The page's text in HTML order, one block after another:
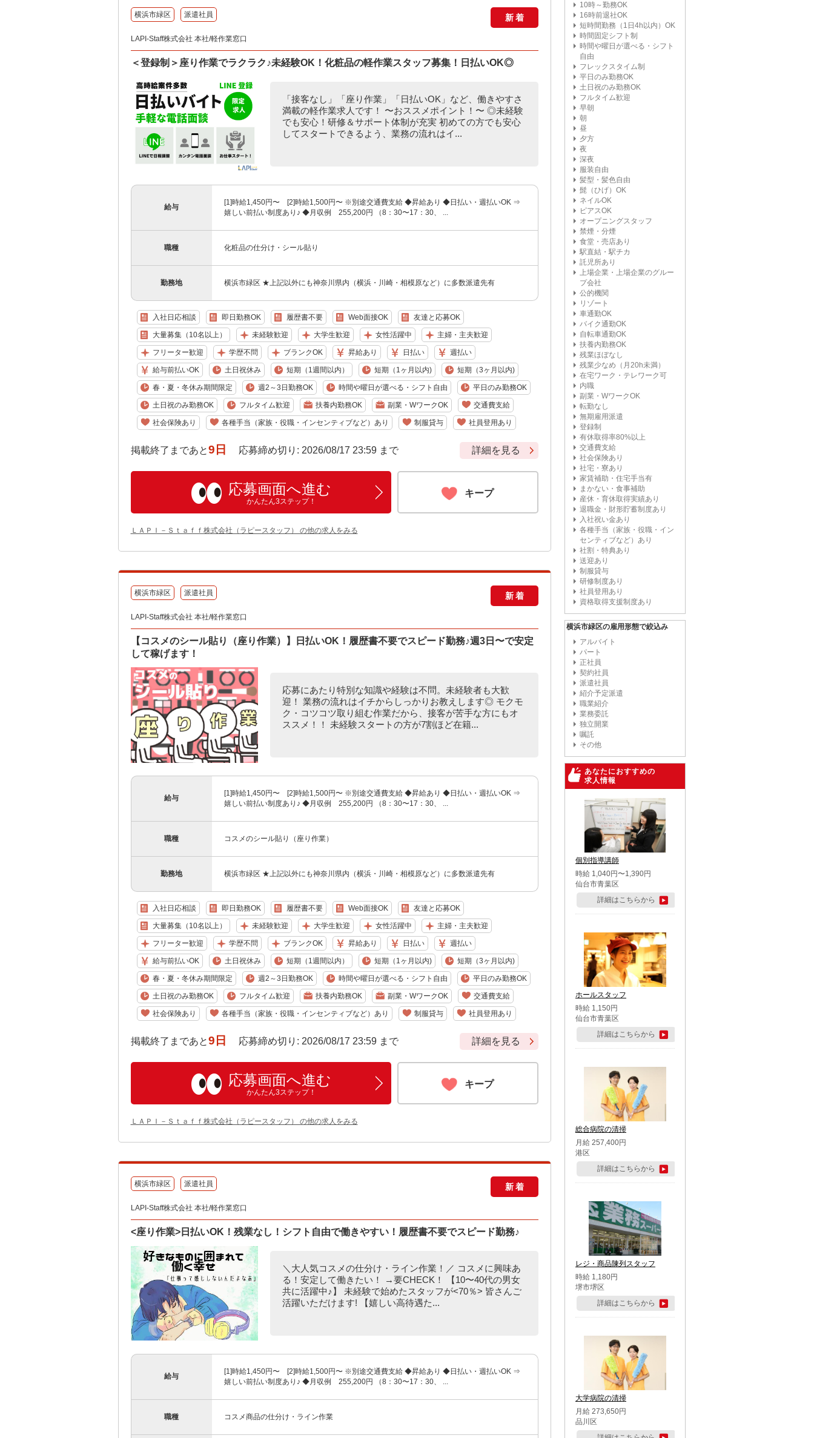
横浜市緑区 派遣社員 新着
LAPI-Staff株式会社 本社/軽作業窓口
＜登録制＞座り作業でラクラク♪未経験OK！化粧品の軽作業スタッフ募集！日払いOK◎
「接客なし」「座り作業」「日払いOK」など、働きやすさ
満載の軽作業求人です！ 〜おススメポイント！〜 ◎未経験
でも安心！研修＆サポート体制が充実 初めての方でも安心
してスタートできるよう、業務の流れはイ...
給与
[1]時給1,450円〜 [2]時給1,500円〜 ※別途交通費支給 ◆昇給あり ◆日払い・週払いOK ⇒
嬉しい前払い制度あり♪ ◆月収例 255,200円 （8：30〜17：30、 ...
職種 化粧品の仕分け・シール貼り
勤務地 横浜市緑区 ★上記以外にも神奈川県内（横浜・川崎・相模原など）に多数派遣先有
入社日応相談 即日勤務OK 履歴書不要 Web面接OK 友達と応募OK
大量募集（10名以上） 未経験歓迎 大学生歓迎 女性活躍中 主婦・主夫歓迎
フリーター歓迎 学歴不問 ブランクOK 昇給あり 日払い 週払い
給与前払いOK 土日祝休み 短期（1週間以内） 短期（1ヶ月以内) 短期（3ヶ月以内)
春・夏・冬休み期間限定 週2～3日勤務OK 時間や曜日が選べる・シフト自由 平日のみ勤務OK
土日祝のみ勤務OK フルタイム歓迎 扶養内勤務OK 副業・WワークOK 交通費支給
社会保険あり 各種手当（家族・役職・インセンティブなど）あり 制服貸与 社員登用あり
掲載終了まであと9日 応募締め切り: 2026/08/17 23:59 まで 詳細を見る
応募画面へ進む
かんたん3ステップ！
キープ
ＬＡＰＩ－Ｓｔａｆｆ株式会社（ラピースタッフ） の他の求人をみる
横浜市緑区 派遣社員 新着
LAPI-Staff株式会社 本社/軽作業窓口
【コスメのシール貼り（座り作業）】日払いOK！履歴書不要でスピード勤務♪週3日〜で安定
して稼げます！
応募にあたり特別な知識や経験は不問。未経験者も大歓
迎！ 業務の流れはイチからしっかりお教えします◎ モクモ
ク・コツコツ取り組む作業だから、接客が苦手な方にもオ
ススメ！！ 未経験スタートの方が7割ほど在籍...
給与
[1]時給1,450円〜 [2]時給1,500円〜 ※別途交通費支給 ◆昇給あり ◆日払い・週払いOK ⇒
嬉しい前払い制度あり♪ ◆月収例 255,200円 （8：30〜17：30、 ...
職種 コスメのシール貼り（座り作業）
勤務地 横浜市緑区 ★上記以外にも神奈川県内（横浜・川崎・相模原など）に多数派遣先有
入社日応相談 即日勤務OK 履歴書不要 Web面接OK 友達と応募OK
大量募集（10名以上） 未経験歓迎 大学生歓迎 女性活躍中 主婦・主夫歓迎
フリーター歓迎 学歴不問 ブランクOK 昇給あり 日払い 週払い
給与前払いOK 土日祝休み 短期（1週間以内） 短期（1ヶ月以内) 短期（3ヶ月以内)
春・夏・冬休み期間限定 週2～3日勤務OK 時間や曜日が選べる・シフト自由 平日のみ勤務OK
土日祝のみ勤務OK フルタイム歓迎 扶養内勤務OK 副業・WワークOK 交通費支給
社会保険あり 各種手当（家族・役職・インセンティブなど）あり 制服貸与 社員登用あり
掲載終了まであと9日 応募締め切り: 2026/08/17 23:59 まで 詳細を見る
応募画面へ進む
かんたん3ステップ！
キープ
ＬＡＰＩ－Ｓｔａｆｆ株式会社（ラピースタッフ） の他の求人をみる
横浜市緑区 派遣社員 新着
LAPI-Staff株式会社 本社/軽作業窓口
<座り作業>日払いOK！残業なし！シフト自由で働きやすい！履歴書不要でスピード勤務♪
＼大人気コスメの仕分け・ライン作業！／ コスメに興味あ
る！安定して働きたい！ →要CHECK！ 【10〜40代の男女
共に活躍中♪】 未経験で始めたスタッフが<70％> 皆さんご
活躍いただけます! 【嬉しい高待遇た...
給与
[1]時給1,450円〜 [2]時給1,500円〜 ※別途交通費支給 ◆昇給あり ◆日払い・週払いOK ⇒
嬉しい前払い制度あり♪ ◆月収例 255,200円 （8：30〜17：30、 ...
職種 コスメ商品の仕分け・ライン作業
10時～勤務OK
16時前退社OK
短時間勤務（1日4h以内）OK
時間固定シフト制
時間や曜日が選べる・シフト
自由
フレックスタイム制
平日のみ勤務OK
土日祝のみ勤務OK
フルタイム歓迎
早朝
朝
昼
夕方
夜
深夜
服装自由
髪型・髪色自由
髭（ひげ）OK
ネイルOK
ピアスOK
オープニングスタッフ
禁煙・分煙
食堂・売店あり
駅直結・駅チカ
託児所あり
上場企業・上場企業のグルー
プ会社
公的機関
リゾート
車通勤OK
バイク通勤OK
自転車通勤OK
扶養内勤務OK
残業ほぼなし
残業少なめ（月20h未満）
在宅ワーク・テレワーク可
内職
副業・WワークOK
転勤なし
無期雇用派遣
登録制
有休取得率80%以上
交通費支給
社会保険あり
社宅・寮あり
家賃補助・住宅手当有
まかない・食事補助
産休・育休取得実績あり
退職金・財形貯蓄制度あり
入社祝い金あり
各種手当（家族・役職・イン
センティブなど）あり
社割・特典あり
送迎あり
制服貸与
研修制度あり
社員登用あり
資格取得支援制度あり
横浜市緑区の雇用形態で絞込み
アルバイト
パート
正社員
契約社員
派遣社員
紹介予定派遣
職業紹介
業務委託
独立開業
嘱託
その他
あなたにおすすめの
求人情報
個別指導講師
時給 1,040円〜1,390円
仙台市青葉区
詳細はこちらから
ホールスタッフ
時給 1,150円
仙台市青葉区
詳細はこちらから
総合病院の清掃
月給 257,400円
港区
詳細はこちらから
レジ・商品陳列スタッフ
時給 1,180円
堺市堺区
詳細はこちらから
大学病院の清掃
月給 273,650円
品川区